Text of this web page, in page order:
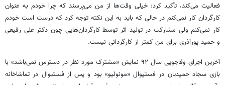
فعالیت می‌کند، تأکید کرد: خیلی وقت‌ها از من می‌پرسند که چرا خودم به عنوان
کارگردان کار نمی‌کنم در حالی که باید به این نکته توجه کرد که درست است خودم
کار نمی‌کنم ولی مشارکت در تولید اثر توسط کارگردان‌هایی چون دکتر علی رفیعی
و حمید پورآذری برای من کمتر از کارگردانی نیست.
آخرین اجرای وفاجویی سال ۹۲ نمایش «مشترک مورد نظر در دسترس نمی‌باشد» با
بازی سجاد حمیدیان در فستیوال «مونولیو» بود و پس از فستیوال در تماشاخانه